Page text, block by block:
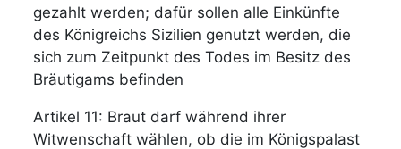
gezahlt werden; dafür sollen alle Einkünfte
des Königreichs Sizilien genutzt werden, die
sich zum Zeitpunkt des Todes im Besitz des
Bräutigams befinden
Artikel 11: Braut darf während ihrer
Witwenschaft wählen, ob die im Königspalast